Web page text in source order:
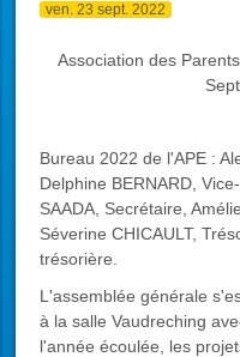
ven. 23 sept. 2022
Association des
Bureau 2022 de l'APE :
Delphine BERNARD,
SAADA, Secrétaire,
Séverine CHICAULT,
trésorière.
L'assemblée générale
à la salle Vaudreching
l'année écoulée, les